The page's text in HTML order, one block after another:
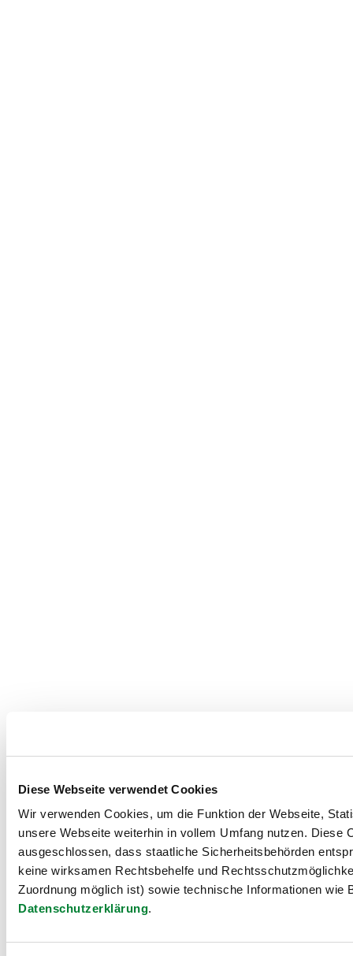
Diese Webseite verwendet Cookies
Wir verwenden Cookies, um die Funktion der Webseite,
unsere Webseite weiterhin in vollem Umfang nutzen.
ausgeschlossen, dass staatliche Sicherheitsbehörden
keine wirksamen Rechtsbehelfe und
Zuordnung möglich ist) sowie technische Informationen
Datenschutzerklärung.